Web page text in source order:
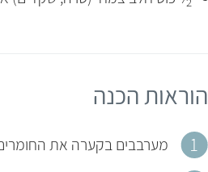
הוראות הכנה
מערבבים בקערה את